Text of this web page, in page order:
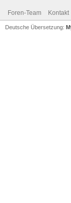
Foren-Team Kontakt
Deutsche Übersetzung: